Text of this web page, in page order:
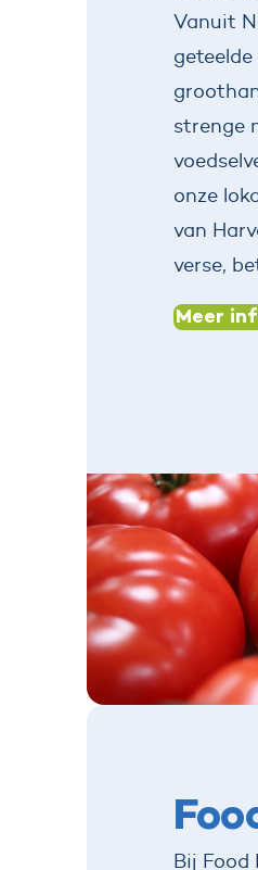
Vanuit
strenge
onze
van
verse,
Meer
Bij Food